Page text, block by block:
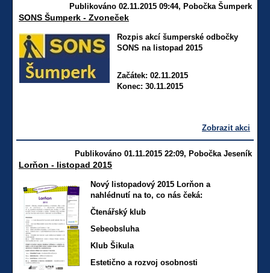
Publikováno 02.11.2015 09:44, Pobočka Šumperk
SONS Šumperk - Zvoneček
Rozpis akcí šumperské odbočky
SONS na listopad 2015
Začátek: 02.11.2015
Konec: 30.11.2015
Zobrazit akci
Publikováno 01.11.2015 22:09, Pobočka Jeseník
Lorňon - listopad 2015
Nový listopadový 2015 Lorňon a
nahlédnutí na to, co nás čeká:
Čtenářský klub
Sebeobsluha
Klub Šikula
Estetično a rozvoj osobnosti